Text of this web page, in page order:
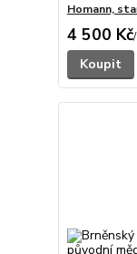
Homann,
4 500 Kč/
Koupit